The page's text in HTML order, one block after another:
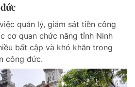
Tin 24h
quản lý, giám sát tiền công
cơ quan chức năng tỉnh Ninh
bất cập và khó khăn trong
công đức.